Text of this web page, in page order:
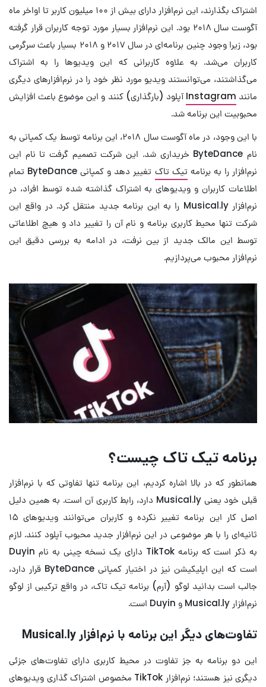
اشتراک بگذارند، این نرم‌افزار دارای بیش از ۱۰۰ میلیون کاربر تا اواخر ماه
آگوست سال ۲۰۱۸ بود. این نرم‌افزار بسیار مورد توجه کاربران قرار گرفته
بود، زیرا وجود چنین برنامه‌ای در سال ۲۰۱۷ و ۲۰۱۸ بسیار باعث سرگرمی
کاربران می‌شد. به علاوه کاربرانی که این ویدیوها را به اشتراک
می‌گذاشتند، می‌توانستند ویدیو مورد نظر خود را در نرم‌افزارهای دیگری
مانند Instagramآپلود (بارگذاری) کنند و این موضوع باعث افزایش
محبوبیت این برنامه شد.
با این وجود،‌ در ماه آگوست سال ۲۰۱۸، این برنامه توسط یک کمپانی به
نام ByteDance خریداری شد. این شرکت تصمیم گرفت تا نام این
نرم‌افزار را به برنامهتیک تاک
تغییر دهد و کمپانی ByteDance تمام
اطلاعات کاربران و ویدیوهای به اشتراک گذاشته شده توسط افراد، در
نرم‌افزار Musical.ly را به این برنامه جدید منتقل کرد. در واقع این
شرکت تنها محیط کاربری برنامه و نام آن را تغییر داد و هیچ اطلاعاتی
توسط این مالک جدید از بین نرفت، در ادامه به بررسی دقیق این
نرم‌افزار محبوب می‌پردازیم.
برنامه تیک تاک چیست؟
همانطور که در بالا اشاره کردیم، این برنامه تنها تفاوتی که با نرم‌افزار
قبلی خود یعنی Musical.ly دارد، رابط کاربری آن است. به همین دلیل
اصل کار این برنامه تغییر نکرده و کاربران می‌توانند ویدیوهای ۱۵
ثانیه‌ای را با هر موضوعی در این نرم‌افزار جدید محبوب آپلود کنند. لازم
به ذکر است که برنامه TikTok دارای یک نسخه چینی به نام Duyin
است که این اپلیکیشن نیز در اختیار کمپانی ByteDance قرار دارد،
جالب است بدانید لوگو (آرم) برنامه تیک تاک، در واقع ترکیبی از لوگو
نرم‌افزار Musical.ly و Duyin است.
تفاوت‌های دیگر این برنامه با نرم‌افزار Musical.ly
این دو برنامه به جز تفاوت در محیط کاربری دارای تفاوت‌های جزئی
دیگری نیز هستند؛ نرم‌افزار TikTok مخصوص اشتراک گذاری ویدیوهای